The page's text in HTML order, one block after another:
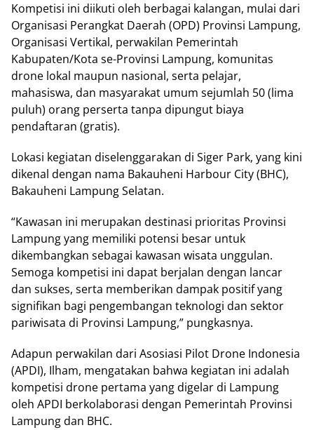
Kompetisi ini diikuti oleh berbagai kalangan, mulai dari
Organisasi Perangkat Daerah (OPD) Provinsi Lampung,
Organisasi Vertikal, perwakilan Pemerintah
Kabupaten/Kota se-Provinsi Lampung, komunitas
drone lokal maupun nasional, serta pelajar,
mahasiswa, dan masyarakat umum sejumlah 50 (lima
puluh) orang perserta tanpa dipungut biaya
pendaftaran (gratis).
Lokasi kegiatan diselenggarakan di Siger Park, yang kini
dikenal dengan nama Bakauheni Harbour City (BHC),
Bakauheni Lampung Selatan.
“Kawasan ini merupakan destinasi prioritas Provinsi
Lampung yang memiliki potensi besar untuk
dikembangkan sebagai kawasan wisata unggulan.
Semoga kompetisi ini dapat berjalan dengan lancar
dan sukses, serta memberikan dampak positif yang
signifikan bagi pengembangan teknologi dan sektor
pariwisata di Provinsi Lampung,” pungkasnya.
Adapun perwakilan dari Asosiasi Pilot Drone Indonesia
(APDI), Ilham, mengatakan bahwa kegiatan ini adalah
kompetisi drone pertama yang digelar di Lampung
oleh APDI berkolaborasi dengan Pemerintah Provinsi
Lampung dan BHC.